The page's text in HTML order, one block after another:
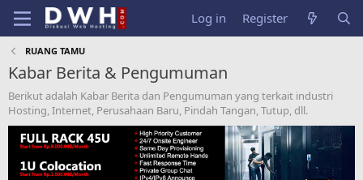
Log in Register
RUANG TAMU
Kabar Berita & Pengumuman
Berikut adalah Kabar Berita dan Pengumuman yang terkait industri
Hosting, Internet, Perusahaan Baru, Pindah Tangan, Tutup, dll.